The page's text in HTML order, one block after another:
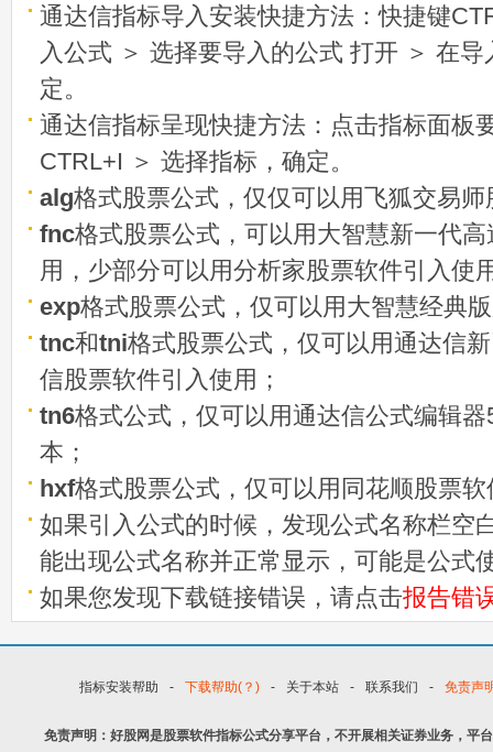
通达信指标导入安装快捷方法：快捷键
入公式 ＞ 选择要导入的公式 打开 ＞ 在
定。
通达信指标呈现快捷方法：点击指标面板
CTRL+I ＞ 选择指标，确定。
alg格式股票公式，仅仅可以用飞狐交易
fnc格式股票公式，可以用大智慧新一代
用，少部分可以用分析家股票软件引入使
exp格式股票公式，仅可以用大智慧经典
tnc和tni格式股票公式，仅可以用通达信
信股票软件引入使用；
tn6格式公式，仅可以用通达信公式编辑
本；
hxf格式股票公式，仅可以用同花顺股票
如果引入公式的时候，发现公式名称栏空
能出现公式名称并正常显示，可能是公式
如果您发现下载链接错误，请点击报告错
指标安装帮助 - 下载帮助(？) - 关于本站 - 联系我们 - 免责声
免责声明：好股网是股票软件指标公式分享平台，不开展相关证券业务，平